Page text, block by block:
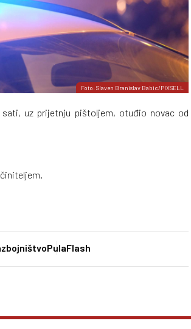
Foto: Slaven Branislav Babic/PIXSELL
uz prijetnju pištoljem, otuđio novac od
PulaFlash